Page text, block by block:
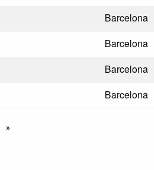
Barcelona
Barcelona
Barcelona
Barcelona